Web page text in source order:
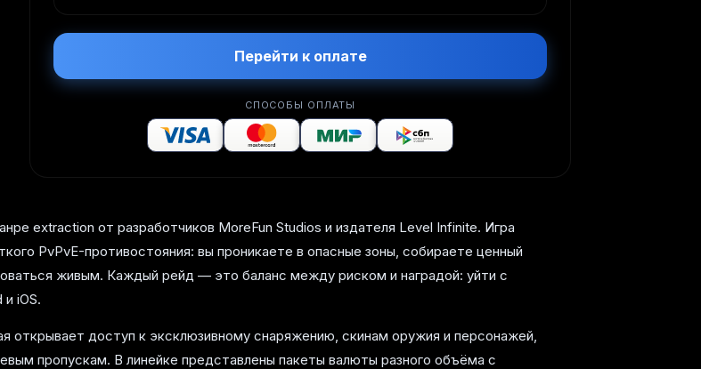
Перейти к оплате
СПОСОБЫ ОПЛАТЫ
extraction от разработчиков MoreFun Studios и издателя Level Infinite. Игра
PvPvE-противостояния: вы проникаете в опасные зоны, собираете ценный
живым. Каждый рейд — это баланс между риском и наградой: уйти с
iOS.
открывает доступ к эксклюзивному снаряжению, скинам оружия и персонажей,
пропускам. В линейке представлены пакеты валюты разного объёма с